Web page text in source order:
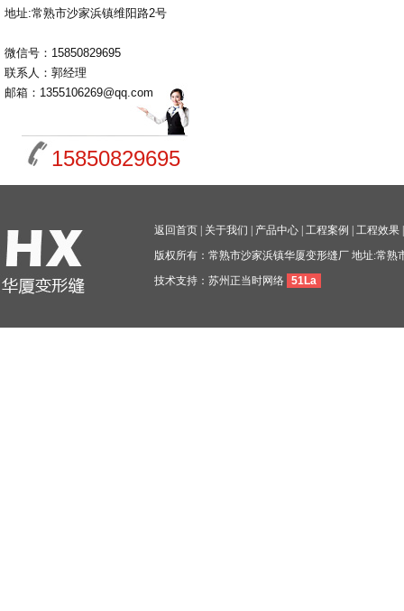
地址:常熟市沙家浜镇维阳路2号
微信号：15850829695
联系人：郭经理
邮箱：1355106269@qq.com
15850829695
返回首页 关于我们 产品中心 工程案例 工程效果
版权所有：常熟市沙家浜镇华厦变形缝厂 地址:常
技术支持： 苏州正当时网络 51La